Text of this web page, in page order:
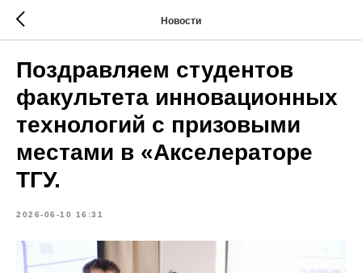
Новости
Поздравляем студентов
факультета инновационных
технологий с призовыми
местами в «Акселераторе
ТГУ.
2026-06-10 16:31